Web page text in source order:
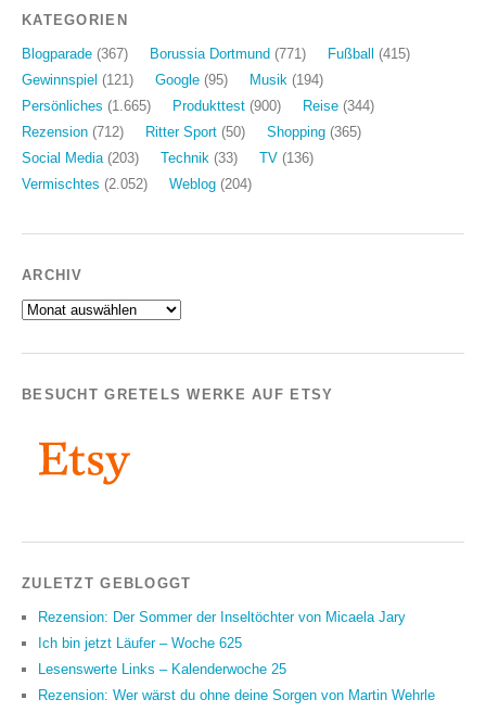
KATEGORIEN
Blogparade (367) Borussia Dortmund (771) Fußball
(415)
Gewinnspiel (121) Google (95) Musik (194)
Persönliches (1.665) Produkttest (900) Reise (344)
Rezension (712) Ritter Sport (50) Shopping (365)
Social Media(203) Technik (33) TV (136)
Vermischtes (2.052) Weblog (204)
ARCHIV
Archiv
BESUCHT GRETELS WERKE AUF ETSY
ZULETZT GEBLOGGT
Rezension: Der Sommer der Inseltöchter von Micaela Jary
Ich bin jetzt Läufer – Woche 625
Lesenswerte Links – Kalenderwoche 25
Rezension: Wer wärst du ohne deine Sorgen von Martin Wehrle